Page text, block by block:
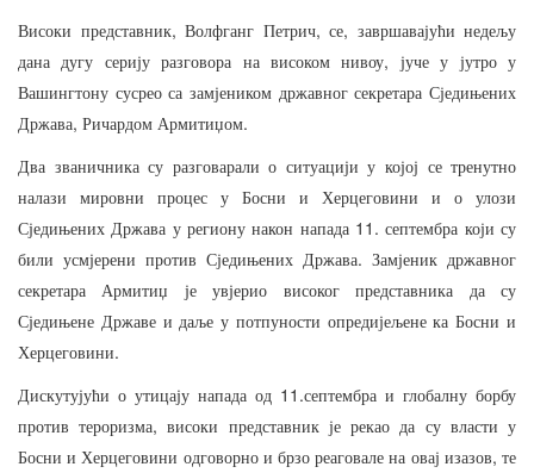
Високи представник, Волфганг Петрич, се, завршавајући недељу
дана
дугу серију разговора на високом нивоу, јуче у јутро
у
Вашингтону сусрео са замјеником државног секретара Сједињених
Држава, Ричардом Армитиџом.
Два званичника су разговарали о ситуацији у којој се тренутно
налази
мировни процес у Босни и Херцеговини и о
улози
Сједињених Држава у региону након напада11.септембра који су
били усмјерени против Сједињених Држава. Замјеник државног
секретара
Армитиџ је увјерио високог представника да
су
Сједињене Државе и даље у потпуности опредијељене ка Босни и
Херцеговини.
Дискутујући о утицају напада од 11.септембра и глобалну борбу
против
тероризма,високи представник је рекао да су власти
у
Босни и Херцеговини одговорно и брзо реаговале на овај изазов,те